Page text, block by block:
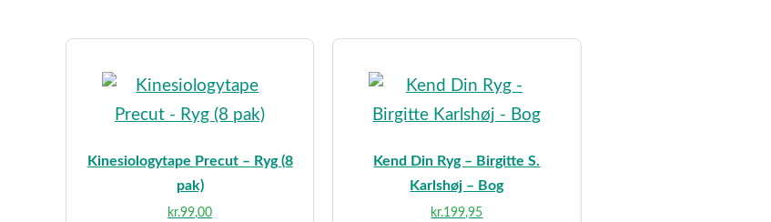
Kinesiologytape Precut – Ryg (8
pak)
kr.99,00
Kend Din Ryg – Birgitte S.
Karlshøj – Bog
kr.199,95